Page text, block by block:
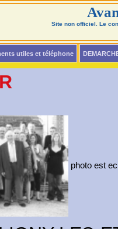
Site non officiel. Le
utiles et téléphone
photo